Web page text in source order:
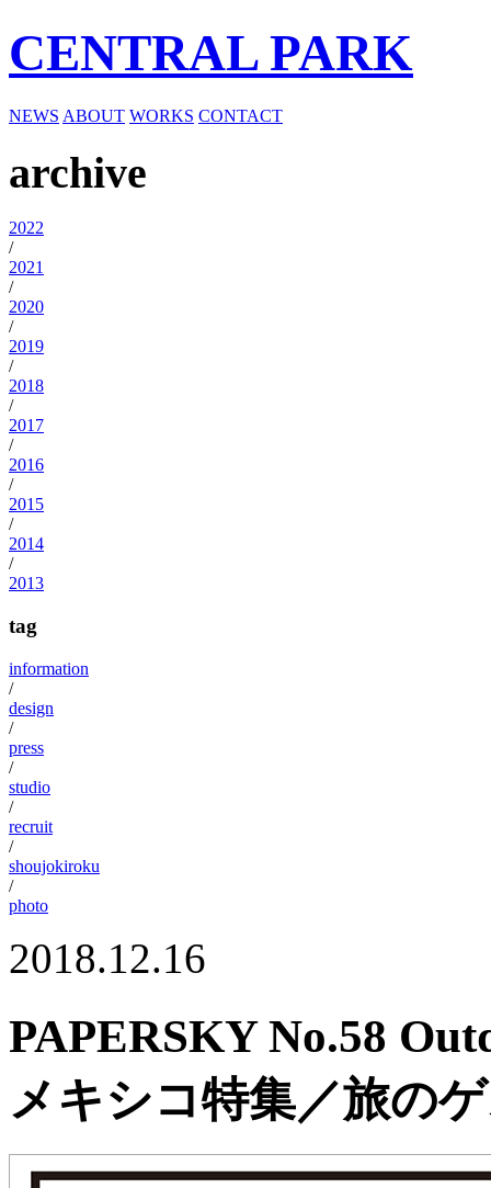
CENTRAL PARK
NEWS ABOUT WORKS CONTACT
archive
2022
/
2021
/
2020
/
2019
/
2018
/
2017
/
2016
/
2015
/
2014
/
2013
tag
information
/
design
/
press
/
studio
/
recruit
/
shoujokiroku
/
photo
2018.12.16
PAPERSKY No.58
メキシコ特集／旅の